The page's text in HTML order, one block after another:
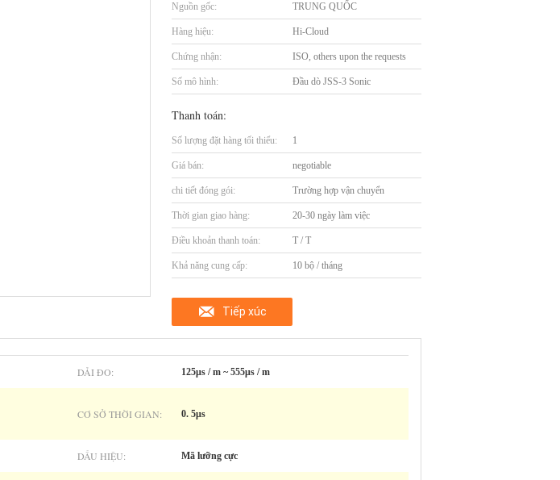
Nguồn gốc: TRUNG QUỐC
Hàng hiệu: Hi-Cloud
Chứng nhận: ISO, others upon the requests
Số mô hình: Đầu dò JSS-3 Sonic
Thanh toán:
Số lượng đặt hàng tối thiểu: 1
Giá bán: negotiable
chi tiết đóng gói: Trường hợp vận chuyển
Thời gian giao hàng: 20-30 ngày làm việc
Điều khoản thanh toán: T / T
Khả năng cung cấp: 10 bộ / tháng
Tiếp xúc
DẢI ĐO: 125μs / m ~ 555μs / m
CƠ SỞ THỜI GIAN: 0. 5μs
DẤU HIỆU: Mã lưỡng cực